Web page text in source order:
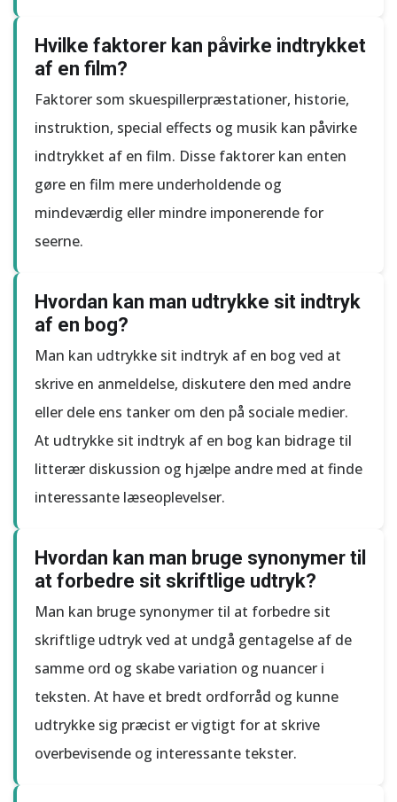
Hvilke faktorer kan påvirke indtrykket
af en film?
Faktorer som skuespillerpræstationer, historie,
instruktion, special effects og musik kan påvirke
indtrykket af en film. Disse faktorer kan enten
gøre en film mere underholdende og
mindeværdig eller mindre imponerende for
seerne.
Hvordan kan man udtrykke sit indtryk
af en bog?
Man kan udtrykke sit indtryk af en bog ved at
skrive en anmeldelse, diskutere den med andre
eller dele ens tanker om den på sociale medier.
At udtrykke sit indtryk af en bog kan bidrage til
litterær diskussion og hjælpe andre med at finde
interessante læseoplevelser.
Hvordan kan man bruge synonymer til
at forbedre sit skriftlige udtryk?
Man kan bruge synonymer til at forbedre sit
skriftlige udtryk ved at undgå gentagelse af de
samme ord og skabe variation og nuancer i
teksten. At have et bredt ordforråd og kunne
udtrykke sig præcist er vigtigt for at skrive
overbevisende og interessante tekster.